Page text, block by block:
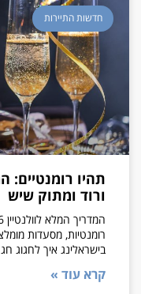
חדשות התיירות
ורוד ומתוק שיש
רומנטיות, מסעדות
בישראלינג איך לחגוג חג
קרא עוד »